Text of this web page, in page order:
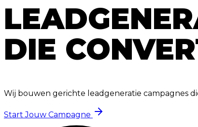
DIE
Wij bouwen gerichte leadgeneratie campagnes
Start Jouw Campagne